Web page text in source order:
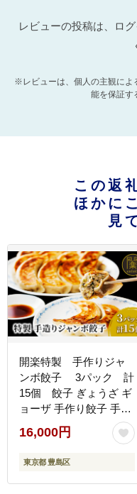
レビューの投稿は、ロ
※レビューは、個人の主観によ
能を保証す
この返
ほかに
見
開楽特製 手作りジャ
ンボ餃子 3パック 計
15個 餃子 ぎょうざ ギ
ョーザ 手作り餃子 手作
り 老舗 冷凍 焼くだけ
簡単 時短 おかず おつま
み グルメ お取り寄せ 豊
16,000円
東京都 豊島区